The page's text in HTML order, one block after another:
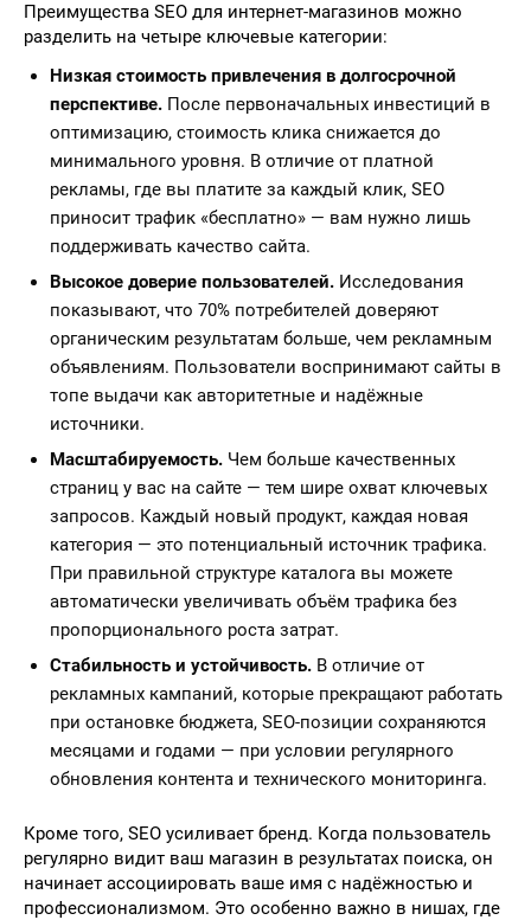
Преимущества SEO для интернет-магазинов можно
разделить на четыре ключевые категории:
Низкая стоимость привлечения в долгосрочной
перспективе. После первоначальных инвестиций в
оптимизацию, стоимость клика снижается до
минимального уровня. В отличие от платной
рекламы, где вы платите за каждый клик, SEO
приносит трафик «бесплатно» — вам нужно лишь
поддерживать качество сайта.
Высокое доверие пользователей. Исследования
показывают, что 70% потребителей доверяют
органическим результатам больше, чем рекламным
объявлениям. Пользователи воспринимают сайты в
топе выдачи как авторитетные и надёжные
источники.
Масштабируемость. Чем больше качественных
страниц у вас на сайте — тем шире охват ключевых
запросов. Каждый новый продукт, каждая новая
категория — это потенциальный источник трафика.
При правильной структуре каталога вы можете
автоматически увеличивать объём трафика без
пропорционального роста затрат.
Стабильность и устойчивость. В отличие от
рекламных кампаний, которые прекращают работать
при остановке бюджета, SEO-позиции сохраняются
месяцами и годами — при условии регулярного
обновления контента и технического мониторинга.
Кроме того, SEO усиливает бренд. Когда пользователь
регулярно видит ваш магазин в результатах поиска, он
начинает ассоциировать ваше имя с надёжностью и
профессионализмом. Это особенно важно в нишах, где